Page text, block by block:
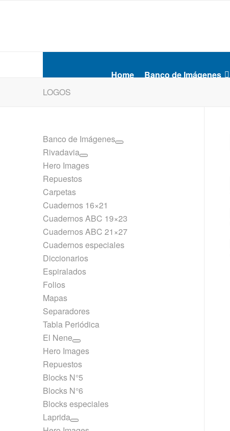
Home Banco de Imágenes
LOGOS
Banco de Imágenes
Rivadavia
Hero Images
Repuestos
Carpetas
Cuadernos 16×21
Cuadernos ABC 19×23
Cuadernos ABC 21×27
Cuadernos especiales
Diccionarios
Espiralados
Folios
Mapas
Separadores
Tabla Periódica
El Nene
Hero Images
Repuestos
Blocks N°5
Blocks N°6
Blocks especiales
Laprida